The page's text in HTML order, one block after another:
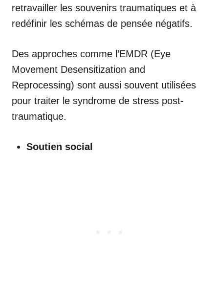
retravailler les souvenirs traumatiques et à
redéfinir les schémas de pensée négatifs.
Des approches comme l’EMDR (Eye
Movement Desensitization and
Reprocessing) sont aussi souvent utilisées
pour traiter le syndrome de stress post-
traumatique.
Soutien social